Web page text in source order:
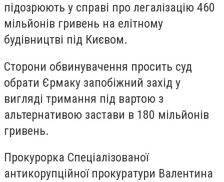
підозрюють у справі про легалізацію 460
мільйонів гривень на елітному
будівництві під Києвом.
Сторони обвинувачення просить суд
обрати Єрмаку запобіжний захід у
вигляді тримання під вартою з
альтернативою застави в 180 мільйонів
гривень.
Прокурорка Спеціалізованої
антикорупційної прокуратури Валентина